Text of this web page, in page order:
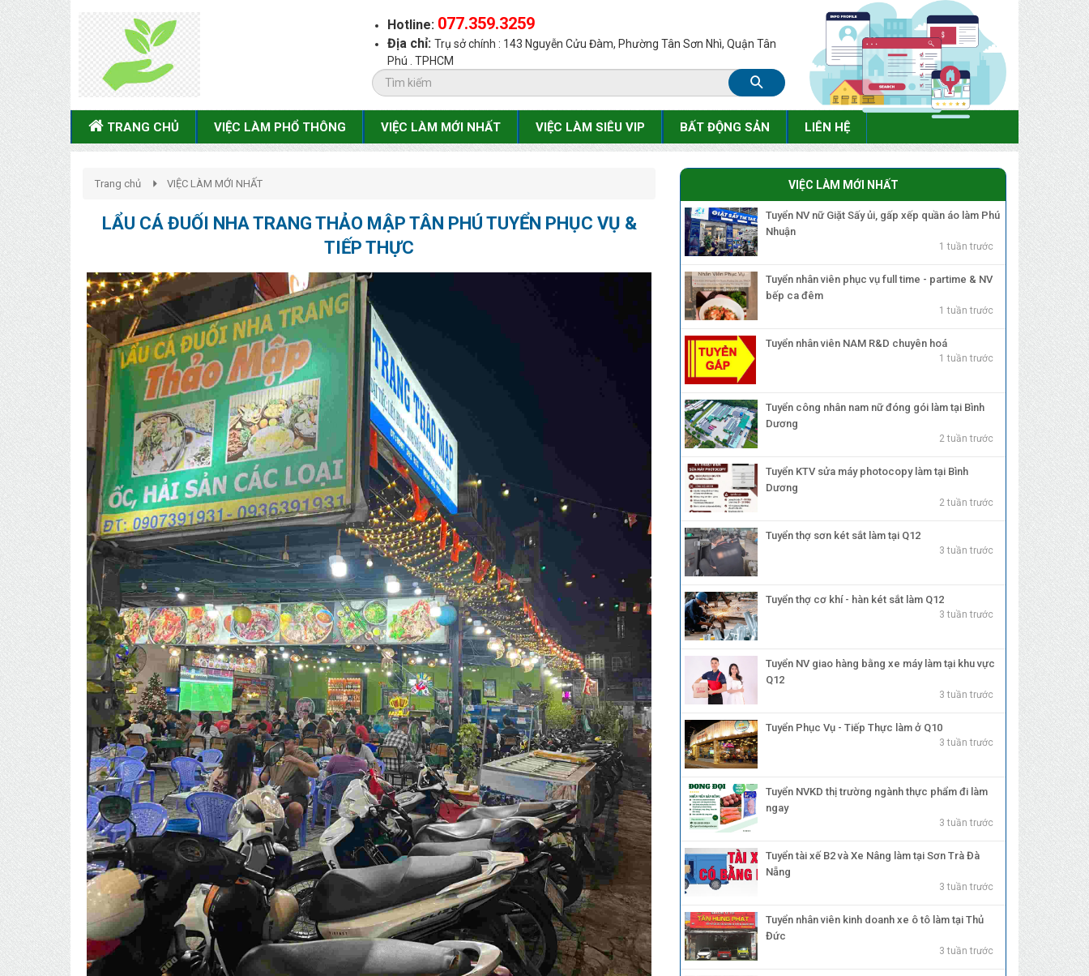
Hotline: 077.359.3259
Địa chỉ: Trụ sở chính : 143 Nguyễn Cửu Đàm, Phường Tân Sơn Nhì, Quận Tân
Phú . TPHCM
TRANG CHỦ VIỆC LÀM PHỔ THÔNG VIỆC LÀM MỚI NHẤT VIỆC LÀM SIÊU VIP BẤT ĐỘNG SẢN LIÊN HỆ
Trang chủ VIỆC LÀM MỚI NHẤT
LẨU CÁ ĐUỐI NHA TRANG THẢO MẬP TÂN PHÚ TUYỂN PHỤC VỤ &
TIẾP THỰC
VIỆC LÀM MỚI NHẤT
Tuyển NV nữ Giặt Sấy ủi, gấp xếp quần áo làm Phú
Nhuận
1 tuần trước
Tuyển nhân viên phục vụ full time - partime & NV
bếp ca đêm
1 tuần trước
Tuyển nhân viên NAM R&D chuyên hoá
1 tuần trước
Tuyển công nhân nam nữ đóng gói làm tại Bình
Dương
2 tuần trước
Tuyển KTV sửa máy photocopy làm tại Bình
Dương
2 tuần trước
Tuyển thợ sơn két sắt làm tại Q12
3 tuần trước
Tuyển thợ cơ khí - hàn két sắt làm Q12
3 tuần trước
Tuyển NV giao hàng bằng xe máy làm tại khu vực
Q12
3 tuần trước
Tuyển Phục Vụ - Tiếp Thực làm ở Q10
3 tuần trước
Tuyển NVKD thị trường ngành thực phẩm đi làm
ngay
3 tuần trước
Tuyển tài xế B2 và Xe Nâng làm tại Sơn Trà Đà
Nẵng
3 tuần trước
Tuyển nhân viên kinh doanh xe ô tô làm tại Thủ
Đức
3 tuần trước